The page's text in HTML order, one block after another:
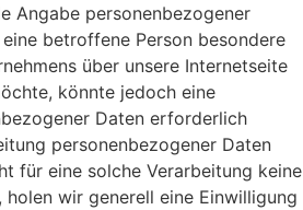
Angabe personenbezogener
betroffene Person besondere
über unsere Internetseite
könnte jedoch eine
Daten erforderlich
personenbezogener Daten
für eine solche Verarbeitung keine
wir generell eine Einwilligung